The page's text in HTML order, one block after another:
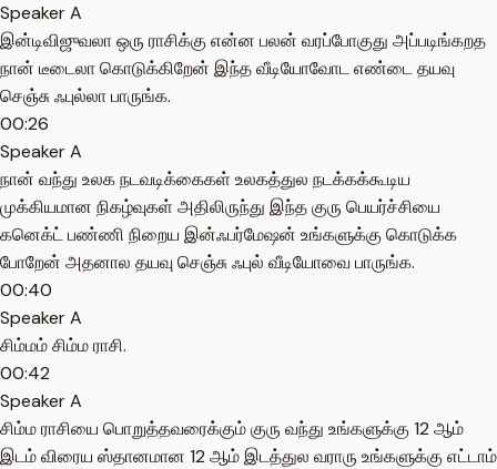
Speaker A
இன்டிவிஜுவலா ஒரு ராசிக்கு என்ன பலன் வரப்போகுது அப்படிங்கறத
நான் டீடைலா கொடுக்கிறேன் இந்த வீடியோவோட எண்டை தயவு
செஞ்சு ஃபுல்லா பாருங்க.
00:26
Speaker A
நான் வந்து உலக நடவடிக்கைகள் உலகத்துல நடக்கக்கூடிய
முக்கியமான நிகழ்வுகள் அதிலிருந்து இந்த குரு பெயர்ச்சியை
கனெக்ட் பண்ணி நிறைய இன்ஃபர்மேஷன் உங்களுக்கு கொடுக்க
போறேன் அதனால தயவு செஞ்சு ஃபுல் வீடியோவை பாருங்க.
00:40
Speaker A
சிம்மம் சிம்ம ராசி.
00:42
Speaker A
சிம்ம ராசியை பொறுத்தவரைக்கும் குரு வந்து உங்களுக்கு 12 ஆம்
இடம் விரைய ஸ்தானமான 12 ஆம் இடத்துல வராரு உங்களுக்கு எட்டாம்